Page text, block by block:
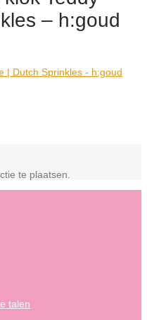
– h:goud
te plaatsen.
talen